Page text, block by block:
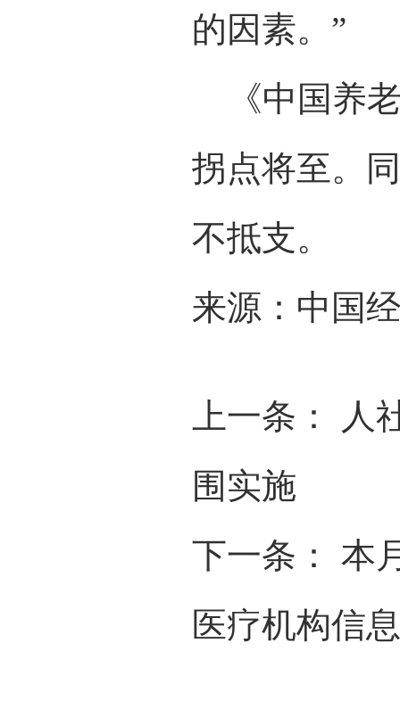
的因素。”
《中国养老
拐点将至。
不抵支。
来源：中国
上一条：
人
围实施
下一条： 本
医疗机构信